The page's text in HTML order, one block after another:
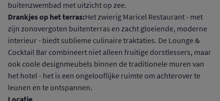
buitenzwembad met uitzicht op zee.
Drankjes op het terras:Het zwierig Maricel Restaurant - met
zijn zonovergoten buitenterras en zacht gloeiende, moderne
interieur - biedt sublieme culinaire traktaties. De Lounge &
Cocktail Bar combineert niet alleen fruitige dorstlessers, maar
ook coole designmeubels binnen de traditionele muren van
het hotel - het is een ongelooflijke ruimte om achterover te
leunen en te ontspannen.